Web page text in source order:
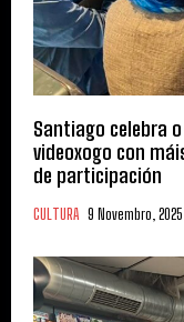
Santiago celebra
videoxogo con
de participación
CULTURA 9 Novembro, 2025